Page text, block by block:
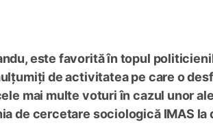
este favorită în topul
de activitatea pe care o
mai multe voturi în cazul unor
de cercetare sociologică IMAS la